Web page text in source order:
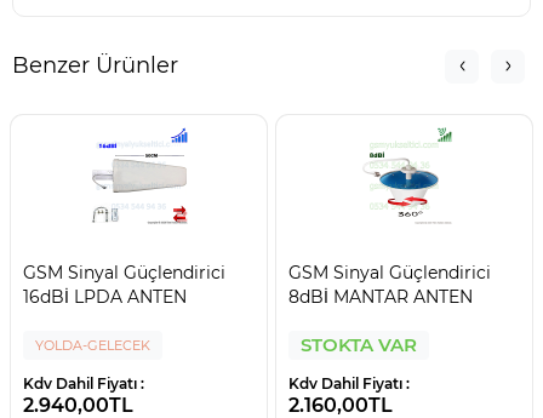
Benzer Ürünler
GSM Sinyal Güçlendirici
16dBİ LPDA ANTEN
YOLDA-GELECEK
Kdv Dahil Fiyatı :
2.940,00TL
GSM Sinyal Güçlendirici
8dBİ MANTAR ANTEN
STOKTA VAR
Kdv Dahil Fiyatı :
2.160,00TL